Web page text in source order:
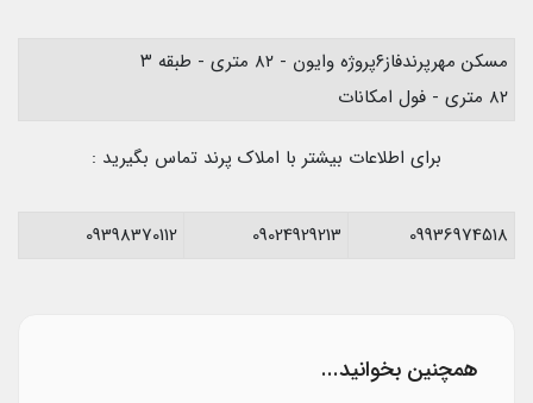
مسکن مهرپرندفاز۶پروژه وایون - ۸۲ متری - طبقه ۳
۸۲ متری - فول امکانات
برای اطلاعات بیشتر با املاک پرند تماس بگیرید :
09936974518
09024929213
09398370112
همچنین بخوانید...